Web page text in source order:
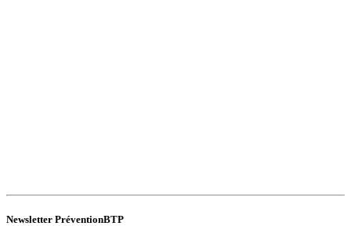
Newsletter PréventionBTP